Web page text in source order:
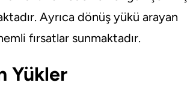
Ayrıca dönüş yükü arayan
fırsatlar sunmaktadır.
Yükler